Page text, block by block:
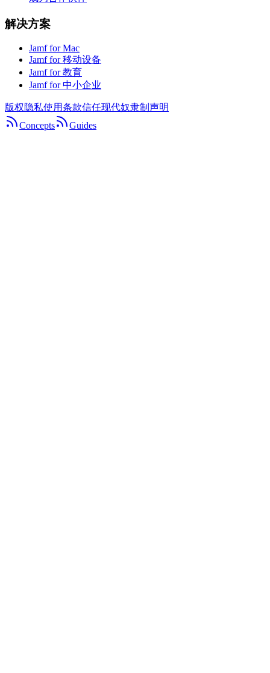
解决方案
Jamf for Mac
Jamf for 移动设备
Jamf for 教育
Jamf for 中小企业
版权隐私使用条款信任现代奴隶制声明
Concepts
Guides